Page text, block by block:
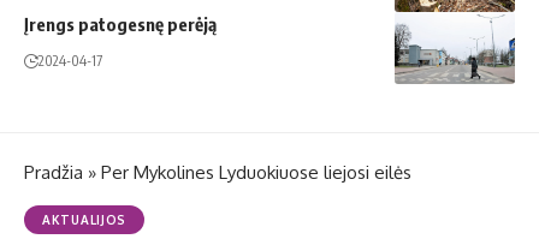
Įrengs patogesnę perėją
2024-04-17
Pradžia » Per Mykolines Lyduokiuose liejosi eilės
AKTUALIJOS